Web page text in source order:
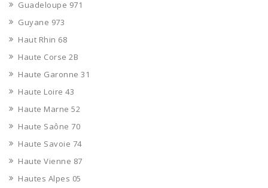
Guadeloupe 971
Guyane 973
Haut Rhin 68
Haute Corse 2B
Haute Garonne 31
Haute Loire 43
Haute Marne 52
Haute Saône 70
Haute Savoie 74
Haute Vienne 87
Hautes Alpes 05